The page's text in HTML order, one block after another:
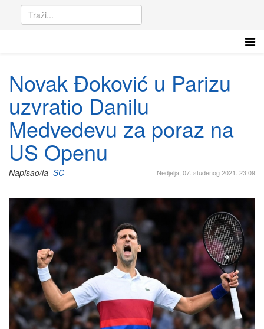
Novak Đoković u Parizu
uzvratio Danilu
Medvedevu za poraz na
US Openu
Nedjelja, 07. studenog 2021. 23:09
Napisao/la SC